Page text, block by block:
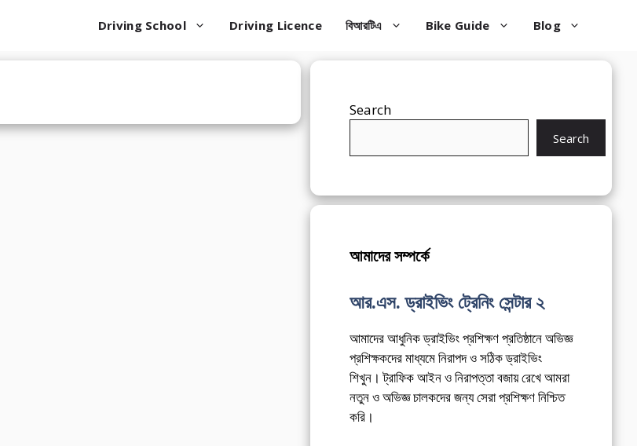
Driving School Driving Licence বিআরটিএ Bike Guide Blog
Search
Search
আমাদের সম্পর্কে
আর.এস. ড্রাইভিং ট্রেনিং সেন্টার ২
আমাদের আধুনিক ড্রাইভিং প্রশিক্ষণ প্রতিষ্ঠানে অভিজ্ঞ
প্রশিক্ষকদের মাধ্যমে নিরাপদ ও সঠিক ড্রাইভিং
শিখুন। ট্রাফিক আইন ও নিরাপত্তা বজায় রেখে আমরা
নতুন ও অভিজ্ঞ চালকদের জন্য সেরা প্রশিক্ষণ নিশ্চিত
করি।